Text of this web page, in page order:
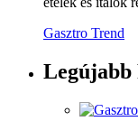
Gasztro Trend
Legújabb